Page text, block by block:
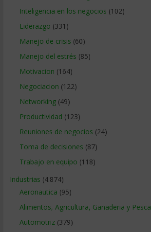
Inteligencia en los negocios (102)
Liderazgo (331)
Manejo de crisis (60)
Manejo del estrés (85)
Motivacion (164)
Negociacion (122)
Networking(49)
Productividad (123)
Reuniones de negocios (24)
Toma de decisiones (87)
Trabajo en equipo (118)
Industrias (4.874)
Aeronautica (95)
Alimentos, Agricultura, Ganaderia y Pesca
Automotriz(379)